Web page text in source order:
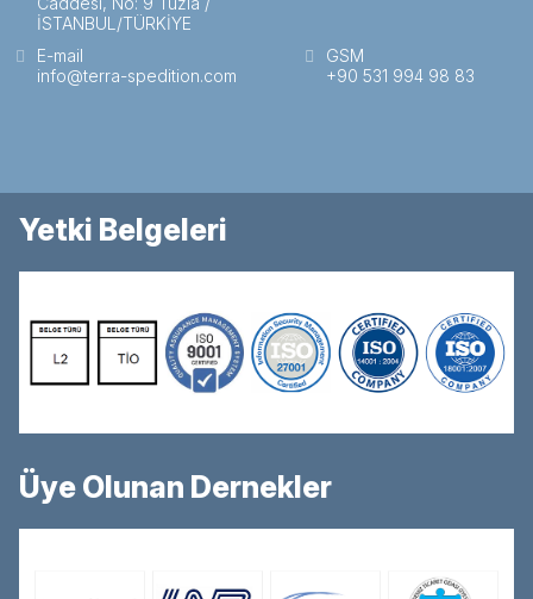
İSTANBUL/TÜRKİYE
E-mail
info@terra-spedition.com
GSM
+90 531 994 98 83
Yetki Belgeleri
Üye Olunan Dernekler